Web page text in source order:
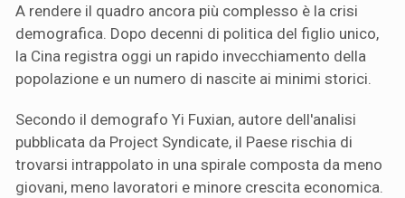
A rendere il quadro ancora più complesso è la crisi
demografica. Dopo decenni di politica del figlio unico,
la Cina registra oggi un rapido invecchiamento della
popolazione e un numero di nascite ai minimi storici.
Secondo il demografo Yi Fuxian, autore dell'analisi
pubblicata da Project Syndicate, il Paese rischia di
trovarsi intrappolato in una spirale composta da meno
giovani, meno lavoratori e minore crescita economica.